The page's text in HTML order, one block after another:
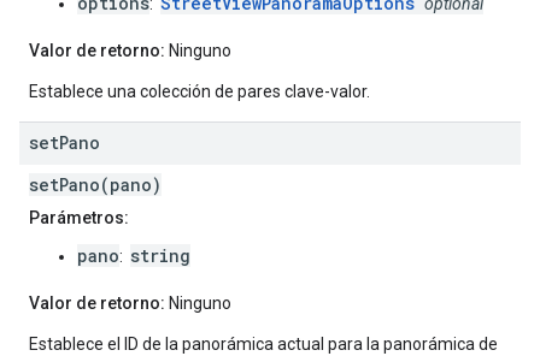
Valor de retorno: Ninguno
Establece una colección de pares clave-valor.
setPano
setPano(pano)
Parámetros:
pano: string
Valor de retorno: Ninguno
Establece el ID de la panorámica actual para la panorámica de